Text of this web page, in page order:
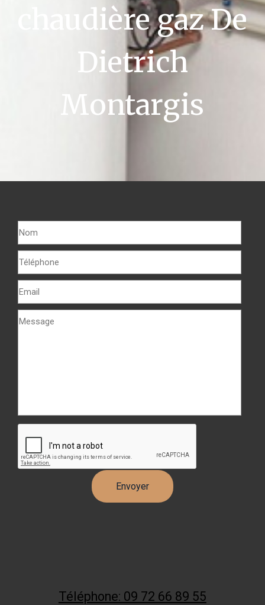
chaudière gaz De
Dietrich
Montargis
Téléphone: 09 72 66 89 55